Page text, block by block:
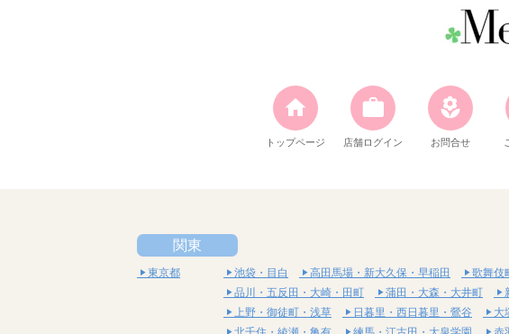
トップページ 店舗ログイン お問合せ
関東
東京都 池袋・目白 高田馬場・新大久保・早稲田 歌舞伎
品川・五反田・大崎・田町
蒲田・大森・大井町
上野・御徒町・浅草
日暮里・西日暮里・鶯谷 大